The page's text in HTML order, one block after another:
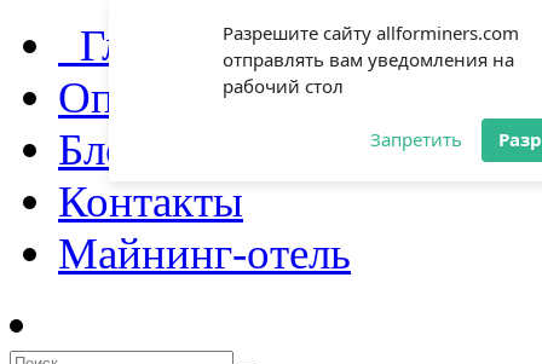
Разрешите сайту allforminers.com
отправлять вам уведомления на
рабочий стол
Запретить
Главная
Оплата и доставка
Блог
Контакты
Майнинг-отель